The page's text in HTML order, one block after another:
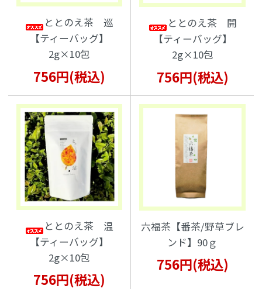
ととのえ茶 巡
【ティーバッグ】
2g×10包
756円(税込)
ととのえ茶 開
【ティーバッグ】
2g×10包
756円(税込)
ととのえ茶 温
【ティーバッグ】
2g×10包
756円(税込)
六福茶【番茶/野草ブレ
ンド】90ｇ
756円(税込)